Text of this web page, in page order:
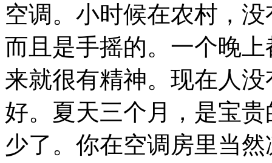
空调。小时候在农村，
而且是手摇的。一个晚
来就很有精神。现在人
好。夏天三个月，是宝
少了。你在空调房里当